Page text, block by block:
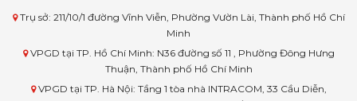
Trụ sở: 211/10/1 đường Vĩnh Viễn, Phường Vườn Lài, Thành phố Hồ Chí
Minh
VPGD tại TP. Hồ Chí Minh: N36 đường số 11 , Phường Đông Hưng
Thuận, Thành phố Hồ Chí Minh
VPGD tại TP. Hà Nội: Tầng 1 tòa nhà INTRACOM, 33 Cầu Diễn,